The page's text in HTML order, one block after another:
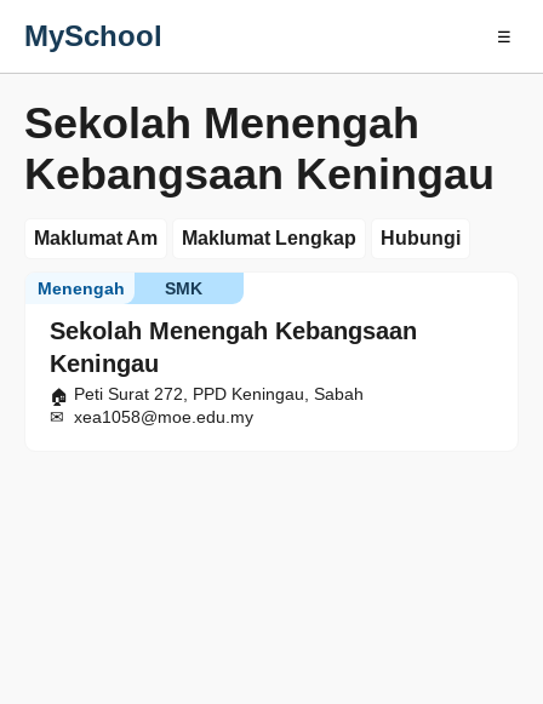
MySchool ☰
Sekolah Menengah
Kebangsaan Keningau
Maklumat Am Maklumat Lengkap Hubungi
Sekolah Menengah Kebangsaan
Keningau
SMK
Menengah
Peti Surat 272, PPD Keningau, Sabah
xea1058@moe.edu.my